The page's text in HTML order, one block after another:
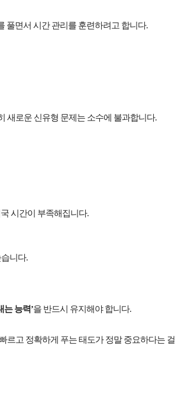
풀면서 시간 관리를 훈련하려고 합니다.
새로운 신유형 문제는 소수에 불과합니다.
시간이 부족해집니다.
니다.
는 능력’을 반드시 유지해야 합니다.
르고 정확하게 푸는 태도가 정말 중요하다는 걸